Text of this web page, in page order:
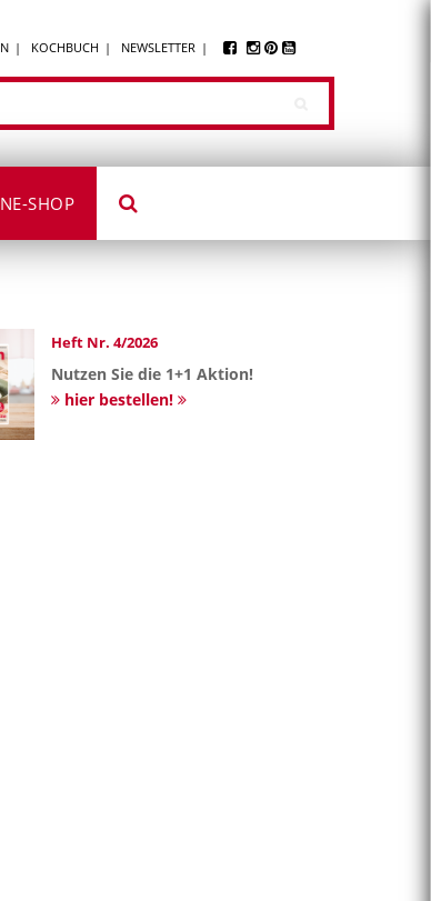
KOCHBUCH NEWSLETTER
SHOP
Heft Nr. 4/2026
Nutzen Sie die 1+1 Aktion!
hier bestellen!